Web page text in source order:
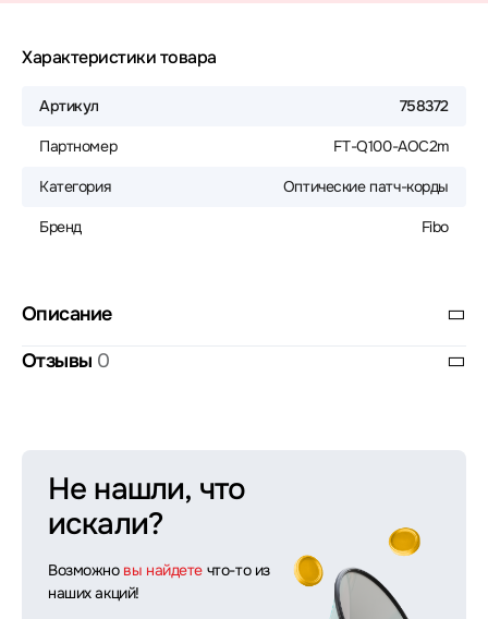
Характеристики товара
Артикул 758372
Партномер FT-Q100-AOC2m
Категория Оптические патч-корды
Бренд Fibo
Описание
Отзывы 0
Не нашли, что
искали?
Возможно вы найдете что-то из
наших акций!